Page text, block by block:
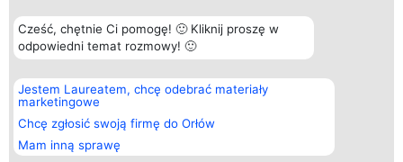
Cześć, chętnie Ci pomogę! 🙂 Kliknij proszę w
odpowiedni temat rozmowy! 🙂
Jestem Laureatem, chcę odebrać materiały
marketingowe
Chcę zgłosić swoją firmę do Orłów
Mam inną sprawę
Organizator plebiscytu
Bright Side Solutions sp. z o.
o. sp. k.
ul. Ruska 22
Wrocław 50-079
KRS 0000749100 | Regon
381313360 | NIP 8943132676
Plebiscyt
Laureaci
wszystkich
Laureatów
Regulamin
Kontakt
Kontakt